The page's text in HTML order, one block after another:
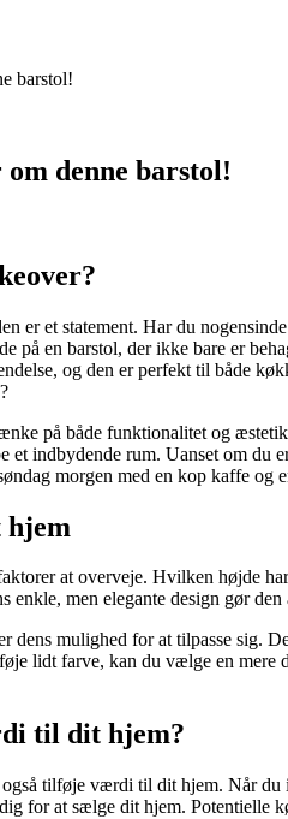
barstol!
denne barstol!
er et statement. Har du
på en barstol, der ikke bare er
og den er perfekt til både
på både funktionalitet og
et indbydende rum. Uanset om
morgen med en kop kaffe og
hjem
at overveje. Hvilken højde
enkle, men elegante design gør
dens mulighed for at tilpasse
lidt farve, kan du vælge en
til dit hjem?
tilføje værdi til dit hjem. Når
for at sælge dit hjem.